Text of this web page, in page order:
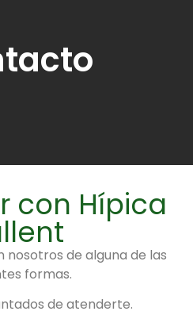
con Hípica
de alguna de las
formas.
de atenderte.